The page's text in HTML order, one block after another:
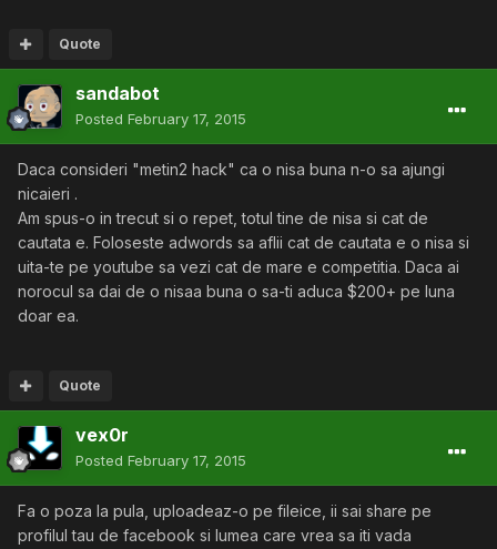
Quote
sandabot
Posted February 17, 2015
Daca consideri "metin2 hack" ca o nisa buna n-o sa ajungi
nicaieri .
Am spus-o in trecut si o repet, totul tine de nisa si cat de
cautata e. Foloseste adwords sa aflii cat de cautata e o nisa si
uita-te pe youtube sa vezi cat de mare e competitia. Daca ai
norocul sa dai de o nisaa buna o sa-ti aduca $200+ pe luna
doar ea.
Quote
vex0r
Posted February 17, 2015
Fa o poza la pula, uploadeaz-o pe fileice, ii sai share pe
profilul tau de facebook si lumea care vrea sa iti vada